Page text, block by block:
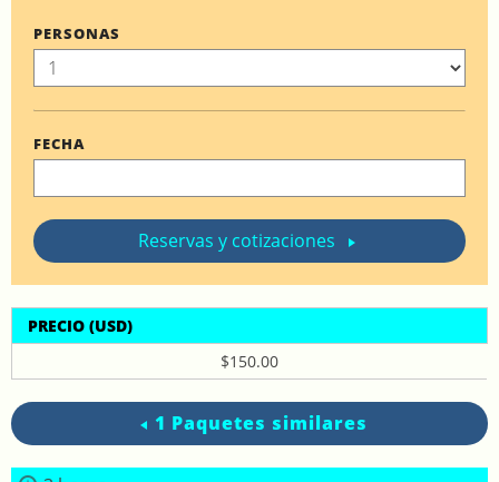
PERSONAS
FECHA
Reservas y cotizaciones
PRECIO (USD)
$150.00
1 Paquetes similares